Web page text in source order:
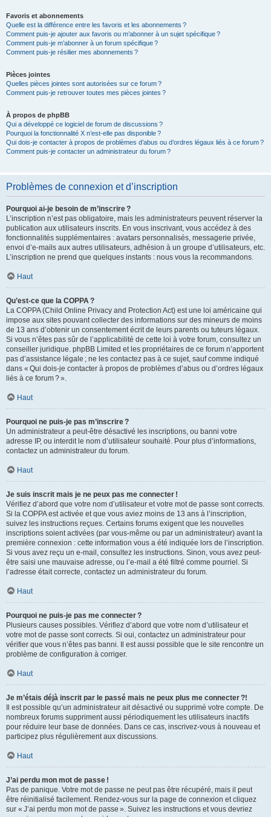
Favoris et abonnements
Quelle est la différence entre les favoris et les abonnements ?
Comment puis-je ajouter aux favoris ou m’abonner à un sujet spécifique ?
Comment puis-je m’abonner à un forum spécifique ?
Comment puis-je résilier mes abonnements ?
Pièces jointes
Quelles pièces jointes sont autorisées sur ce forum ?
Comment puis-je retrouver toutes mes pièces jointes ?
À propos de phpBB
Qui a développé ce logiciel de forum de discussions ?
Pourquoi la fonctionnalité X n’est-elle pas disponible ?
Qui dois-je contacter à propos de problèmes d’abus ou d’ordres légaux liés à ce forum ?
Comment puis-je contacter un administrateur du forum ?
Problèmes de connexion et d’inscription
Pourquoi ai-je besoin de m’inscrire ?
L’inscription n’est pas obligatoire, mais les administrateurs peuvent réserver la
publication aux utilisateurs inscrits. En vous inscrivant, vous accédez à des
fonctionnalités supplémentaires : avatars personnalisés, messagerie privée,
envoi d’e-mails aux autres utilisateurs, adhésion à un groupe d’utilisateurs, etc.
L’inscription ne prend que quelques instants : nous vous la recommandons.
Haut
Qu’est-ce que la COPPA ?
La COPPA (Child Online Privacy and Protection Act) est une loi américaine qui
impose aux sites pouvant collecter des informations sur des mineurs de moins
de 13 ans d’obtenir un consentement écrit de leurs parents ou tuteurs légaux.
Si vous n’êtes pas sûr de l’applicabilité de cette loi à votre forum, consultez un
conseiller juridique. phpBB Limited et les propriétaires de ce forum n’apportent
pas d’assistance légale ; ne les contactez pas à ce sujet, sauf comme indiqué
dans « Qui dois-je contacter à propos de problèmes d’abus ou d’ordres légaux
liés à ce forum ? ».
Haut
Pourquoi ne puis-je pas m’inscrire ?
Un administrateur a peut-être désactivé les inscriptions, ou banni votre
adresse IP, ou interdit le nom d’utilisateur souhaité. Pour plus d’informations,
contactez un administrateur du forum.
Haut
Je suis inscrit mais je ne peux pas me connecter !
Vérifiez d’abord que votre nom d’utilisateur et votre mot de passe sont corrects.
Si la COPPA est activée et que vous aviez moins de 13 ans à l’inscription,
suivez les instructions reçues. Certains forums exigent que les nouvelles
inscriptions soient activées (par vous-même ou par un administrateur) avant la
première connexion : cette information vous a été indiquée lors de l’inscription.
Si vous avez reçu un e-mail, consultez les instructions. Sinon, vous avez peut-
être saisi une mauvaise adresse, ou l’e-mail a été filtré comme pourriel. Si
l’adresse était correcte, contactez un administrateur du forum.
Haut
Pourquoi ne puis-je pas me connecter ?
Plusieurs causes possibles. Vérifiez d’abord que votre nom d’utilisateur et
votre mot de passe sont corrects. Si oui, contactez un administrateur pour
vérifier que vous n’êtes pas banni. Il est aussi possible que le site rencontre un
problème de configuration à corriger.
Haut
Je m’étais déjà inscrit par le passé mais ne peux plus me connecter ?!
Il est possible qu’un administrateur ait désactivé ou supprimé votre compte. De
nombreux forums suppriment aussi périodiquement les utilisateurs inactifs
pour réduire leur base de données. Dans ce cas, inscrivez-vous à nouveau et
participez plus régulièrement aux discussions.
Haut
J’ai perdu mon mot de passe !
Pas de panique. Votre mot de passe ne peut pas être récupéré, mais il peut
être réinitialisé facilement. Rendez-vous sur la page de connexion et cliquez
sur « J’ai perdu mon mot de passe ». Suivez les instructions et vous devriez